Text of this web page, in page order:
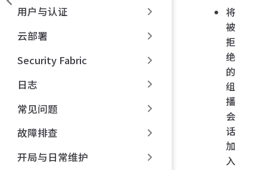
用户与认证
云部署
Security Fabric
日志
常见问题
故障排查
开局与日常维护
将
被
拒
绝
的
组
播
会
话
加
入